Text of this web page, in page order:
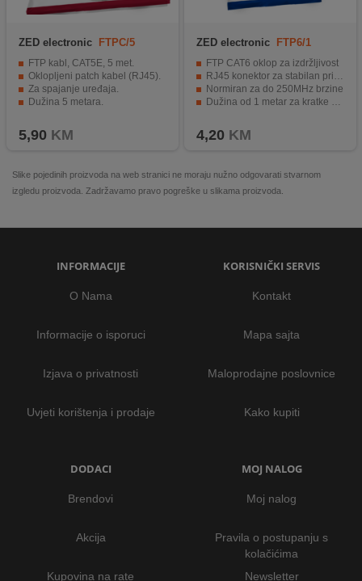
ZED electronic FTPC/5
FTP kabl, CAT5E, 5 met.
Oklopljeni patch kabel (RJ45).
Za spajanje uređaja.
Dužina 5 metara.
5,90 KM
ZED electronic FTP6/1
FTP CAT6 oklop za izdržljivost
RJ45 konektor za stabilan prijenos
Normiran za do 250MHz brzine
Dužina od 1 metar za kratke poveznice
4,20 KM
Slike pojedinih proizvoda na web stranici ne moraju nužno odgovarati stvarnom
izgledu proizvoda. Zadržavamo pravo pogreške u slikama proizvoda.
INFORMACIJE
O Nama
Informacije o isporuci
Izjava o privatnosti
Uvjeti korištenja i prodaje
KORISNIČKI SERVIS
Kontakt
Mapa sajta
Maloprodajne poslovnice
Kako kupiti
DODACI
Brendovi
Akcija
Kupovina na rate
MOJ NALOG
Moj nalog
Pravila o postupanju s
kolačićima
Newsletter